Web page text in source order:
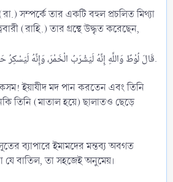
সম্পর্কে তার একটি বহুল প্রচলিত মিথ্যা
(রাহি.) তার গ্রন্থে উদ্ধৃত করেছেন,
قَالَ لُوْطٌ وَاللَّهِ إِنَّهُ لَيَشْرَبُ الْخَمْرَ، وَإِنَّهُ لَيَسْكِرُ حَتَّى يَدَعَ الصَّلاَةَ.​
ইয়াযীদ মদ পান করতেন এবং তিনি
তিনি (মাতাল হয়ে) ছালাতও ছেড়ে
ব্যাপারে ইমামদের মন্তব্য অবগত
যে বাতিল, তা সহজেই অনুমেয়।